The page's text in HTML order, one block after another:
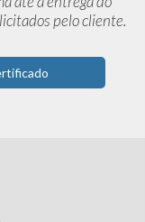
pelo cliente.